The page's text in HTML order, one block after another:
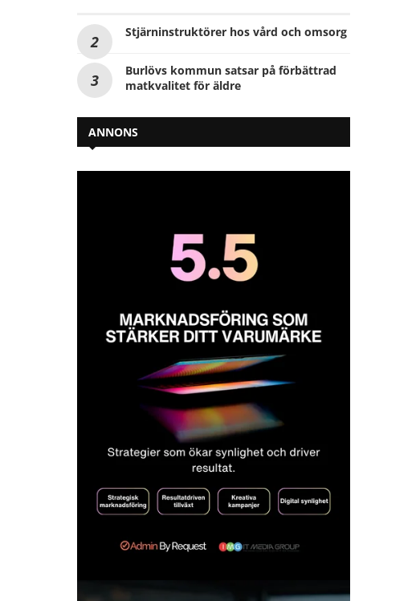
Stjärninstruktörer hos vård och omsorg
Burlövs kommun satsar på förbättrad
matkvalitet för äldre
ANNONS